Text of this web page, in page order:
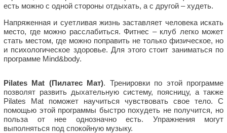
есть можно с одной стороны отдыхать, а с другой – худеть.
Напряженная и суетливая жизнь заставляет человека искать
место, где можно расслабиться. Фитнес – клуб легко может
стать местом, где можно поправить не только физическое, но
и психологическое здоровье. Для этого стоит заниматься по
программе Mind&body.
Pilates Mat (Пилатес Мат). Тренировки по этой программе
позволят развить дыхательную систему, поясницу, а также
Pilates Mat поможет научиться чувствовать свое тело. С
помощью этой программы быстро похудеть не получится, но
польза от нее однозначно есть. Упражнения могут
выполняться под спокойную музыку.